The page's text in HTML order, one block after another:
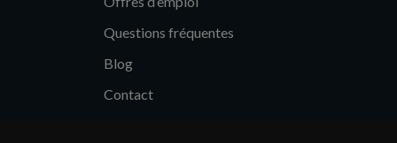
Questions fréquentes
Blog
Contact